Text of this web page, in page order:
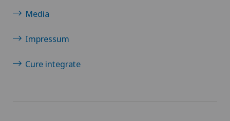
Media
Impressum
Cure integrate